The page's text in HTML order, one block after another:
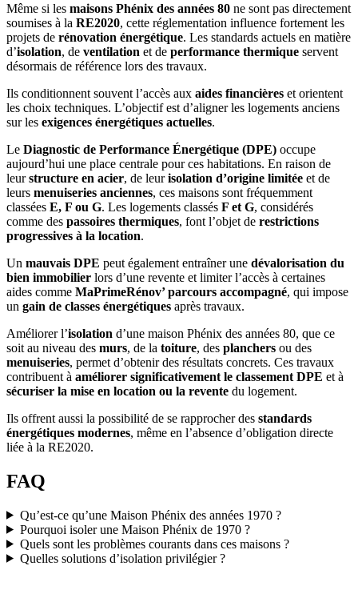
Même si les maisons Phénix des années 80 ne sont pas directement
soumises à la RE2020, cette réglementation influence fortement les
projets de rénovation énergétique. Les standards actuels en matière
d’isolation, de ventilation et de performance thermique servent
désormais de référence lors des travaux.
Ils conditionnent souvent l’accès aux aides financières et orientent
les choix techniques. L’objectif est d’aligner les logements anciens
sur les exigences énergétiques actuelles.
Le Diagnostic de Performance Énergétique (DPE) occupe
aujourd’hui une place centrale pour ces habitations. En raison de
leurstructure en acier, de leurisolation d’origine limitée et de
leurs menuiseries anciennes, ces maisons sont fréquemment
classées E, F ou G. Les logements classés F et G, considérés
comme des passoires thermiques, font l’objet de restrictions
progressives à la location.
Un mauvais DPE peut également entraîner une dévalorisation du
bien immobilier lors d’une revente et limiter l’accès à certaines
aides comme MaPrimeRénov’ parcours accompagné, qui impose
un gain de classes énergétiques après travaux.
Améliorer l’isolation d’une maison Phénix des années 80, que ce
soit au niveau des murs, de la toiture, des planchers ou des
menuiseries, permet d’obtenir des résultats concrets. Ces travaux
contribuent à améliorer significativement le classement DPE et à
sécuriser la mise en location ou la revente du logement.
Ils offrent aussi la possibilité de se rapprocher des standards
énergétiques modernes, même en l’absence d’obligation directe
liée à la RE2020.
FAQ
Qu’est-ce qu’une Maison Phénix des années 1970 ?
Pourquoi isoler une Maison Phénix de 1970 ?
Quels sont les problèmes courants dans ces maisons ?
Quelles solutions d’isolation privilégier ?